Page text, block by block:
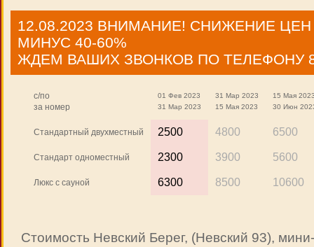
12.08.2023 ВНИМАНИЕ! СНИЖЕНИЕ
МИНУС 40-60%
ЖДЕМ ВАШИХ ЗВОНКОВ ПО ТЕЛЕФОНУ 8
c/по
за номер
01 Фев 2023
31 Мар 2023
31 Мар 2023
15 Мая 2023
15 Мая
30 Июн
Стандартный двухместный 2500 4800 6500
Стандарт одноместный 2300 3900 5600
Люкс с сауной 6300 8500 10600
Стоимость Невский Берег, (Невский 93),